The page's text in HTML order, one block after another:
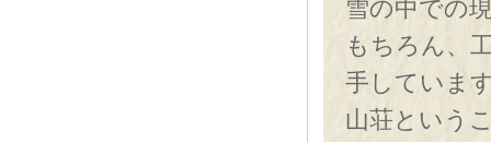
雪の中での
もちろん、
手していま
山荘という